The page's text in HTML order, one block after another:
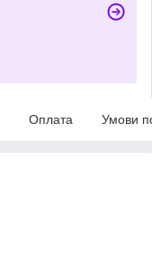
Оплата Умови